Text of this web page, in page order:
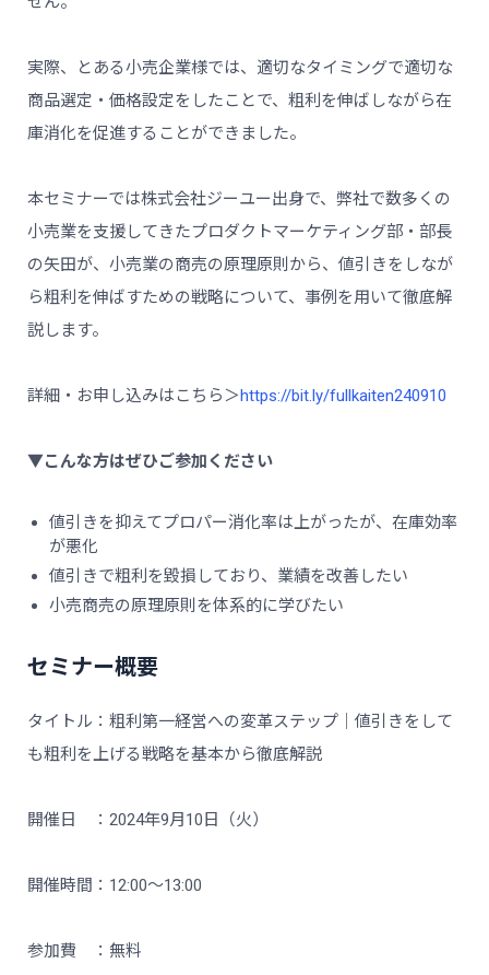
実際、とある小売企業様では、適切なタイミングで適切な
商品選定・価格設定をしたことで、粗利を伸ばしながら在
庫消化を促進することができました。
本セミナーでは株式会社ジーユー出身で、弊社で数多くの
小売業を支援してきたプロダクトマーケティング部・部長
の矢田が、小売業の商売の原理原則から、値引きをしなが
ら粗利を伸ばすための戦略について、事例を用いて徹底解
説します。
詳細・お申し込みはこちら＞https://bit.ly/fullkaiten240910
▼こんな方はぜひご参加ください
値引きを抑えてプロパー消化率は上がったが、在庫効率
が悪化
値引きで粗利を毀損しており、業績を改善したい
小売商売の原理原則を体系的に学びたい
セミナー概要
タイトル：粗利第一経営への変革ステップ｜値引きをして
も粗利を上げる戦略を基本から徹底解説
開催日 ：2024年9月10日（火）
開催時間：12:00～13:00
参加費 ：無料